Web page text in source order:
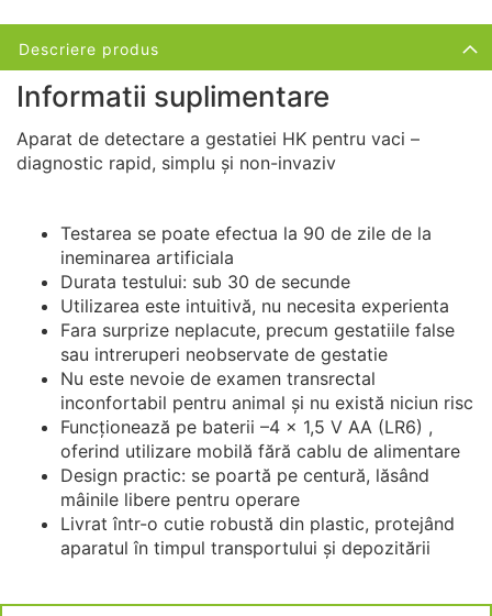
Descriere produs
Informatii suplimentare
Aparat de detectare a gestatiei HK pentru vaci –
diagnostic rapid, simplu și non-invaziv
Testarea se poate efectua la 90 de zile de la
ineminarea artificiala
Durata testului: sub 30 de secunde
Utilizarea este intuitivă, nu necesita experienta
Fara surprize neplacute, precum gestatiile false
sau intreruperi neobservate de gestatie
Nu este nevoie de examen transrectal
inconfortabil pentru animal și nu există niciun risc
Funcționează pe baterii –4 x 1,5 V AA (LR6) ,
oferind utilizare mobilă fără cablu de alimentare
Design practic: se poartă pe centură, lăsând
mâinile libere pentru operare
Livrat într-o cutie robustă din plastic, protejând
aparatul în timpul transportului și depozitării